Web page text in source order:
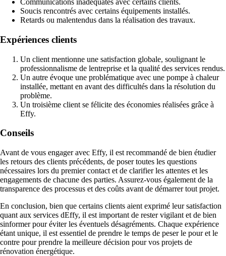
Communications inadéquates avec certains clients.
Soucis rencontrés avec certains équipements installés.
Retards ou malentendus dans la réalisation des travaux.
Expériences clients
Un client mentionne une satisfaction globale, soulignant le
professionnalisme de lentreprise et la qualité des services rendus.
Un autre évoque une problématique avec une pompe à chaleur
installée, mettant en avant des difficultés dans la résolution du
problème.
Un troisième client se félicite des économies réalisées grâce à
Effy.
Conseils
Avant de vous engager avec Effy, il est recommandé de bien étudier
les retours des clients précédents, de poser toutes les questions
nécessaires lors du premier contact et de clarifier les attentes et les
engagements de chacune des parties. Assurez-vous également de la
transparence des processus et des coûts avant de démarrer tout projet.
En conclusion, bien que certains clients aient exprimé leur satisfaction
quant aux services dEffy, il est important de rester vigilant et de bien
sinformer pour éviter les éventuels désagréments. Chaque expérience
étant unique, il est essentiel de prendre le temps de peser le pour et le
contre pour prendre la meilleure décision pour vos projets de
rénovation énergétique.